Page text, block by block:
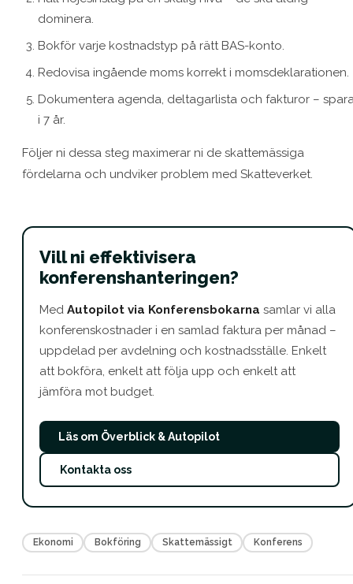
dominera.
Bokför varje kostnadstyp på rätt BAS-konto.
Redovisa ingående moms korrekt i momsdeklarationen.
Dokumentera agenda, deltagarlista och fakturor –
i 7 år.
Följer ni dessa steg maximerar ni de skattemässiga
fördelarna och undviker problem med Skatteverket.
Vill ni effektivisera
konferenshanteringen?
Med Autopilot via Konferensbokarna samlar vi alla
konferenskostnader i en samlad faktura per månad –
uppdelad per avdelning och kostnadsställe. Enkelt
att bokföra, enkelt att följa upp och enkelt att
jämföra mot budget.
Läs om Överblick & Autopilot
Kontakta oss
Ekonomi Bokföring Skattemässigt Konferens